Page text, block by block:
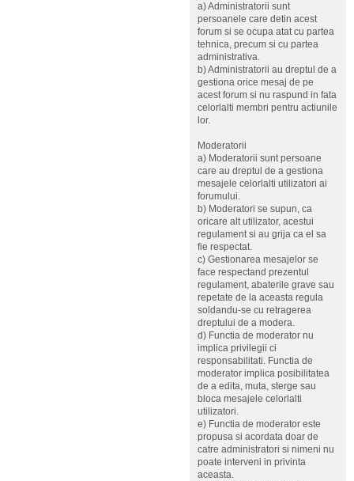
a) Administratorii sunt
persoanele care detin acest
forum si se ocupa atat cu partea
tehnica, precum si cu partea
administrativa.
b) Administratorii au dreptul de a
gestiona orice mesaj de pe
acest forum si nu raspund in fata
celorlalti membri pentru actiunile
lor.
Moderatorii
a) Moderatorii sunt persoane
care au dreptul de a gestiona
mesajele celorlalti utilizatori ai
forumului.
b) Moderatori se supun, ca
oricare alt utilizator, acestui
regulament si au grija ca el sa
fie respectat.
c) Gestionarea mesajelor se
face respectand prezentul
regulament, abaterile grave sau
repetate de la aceasta regula
soldandu-se cu retragerea
dreptului de a modera.
d) Functia de moderator nu
implica privilegii ci
responsabilitati. Functia de
moderator implica posibilitatea
de a edita, muta, sterge sau
bloca mesajele celorlalti
utilizatori.
e) Functia de moderator este
propusa si acordata doar de
catre administratori si nimeni nu
poate interveni in privinta
aceasta.